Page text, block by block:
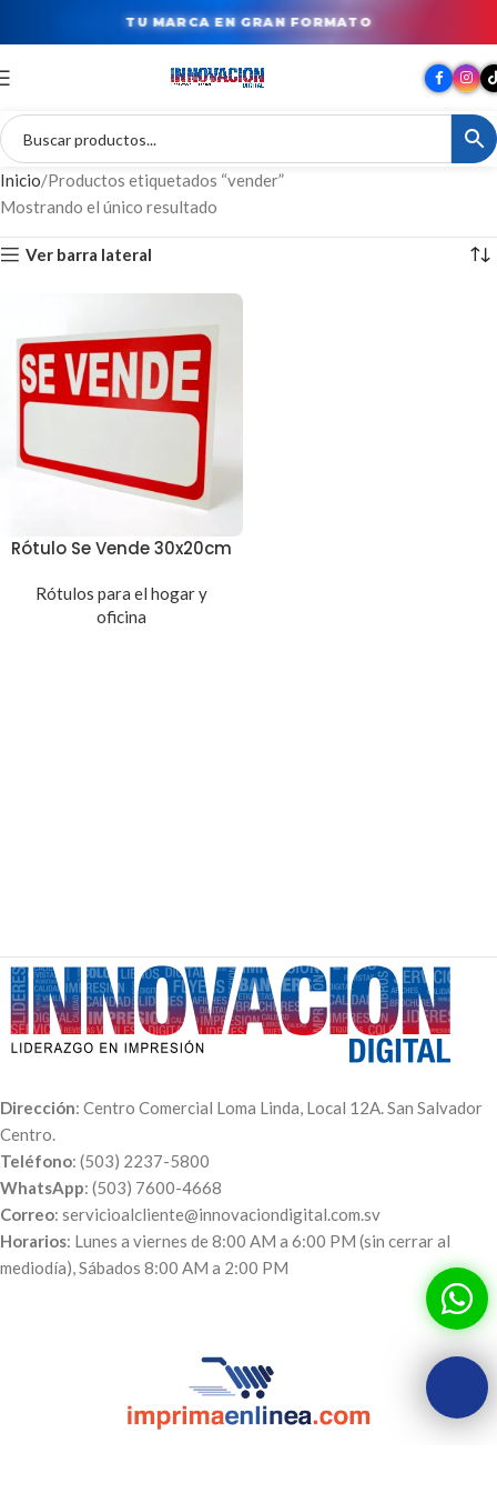
TU MARCA EN GRAN FORMATO
Inicio Productos etiquetados “vender”
Mostrando el único resultado
Ver barra lateral
Rótulo Se Vende 30x20cm
Rótulos para el hogar y
oficina
Dirección: Centro Comercial Loma Linda, Local 12A. San Salvador
Centro.
Teléfono: (503) 2237-5800
WhatsApp: (503) 7600-4668
Correo: servicioalcliente@innovaciondigital.com.sv
Horarios: Lunes a viernes de 8:00 AM a 6:00 PM (sin cerrar al
mediodía), Sábados 8:00 AM a 2:00 PM